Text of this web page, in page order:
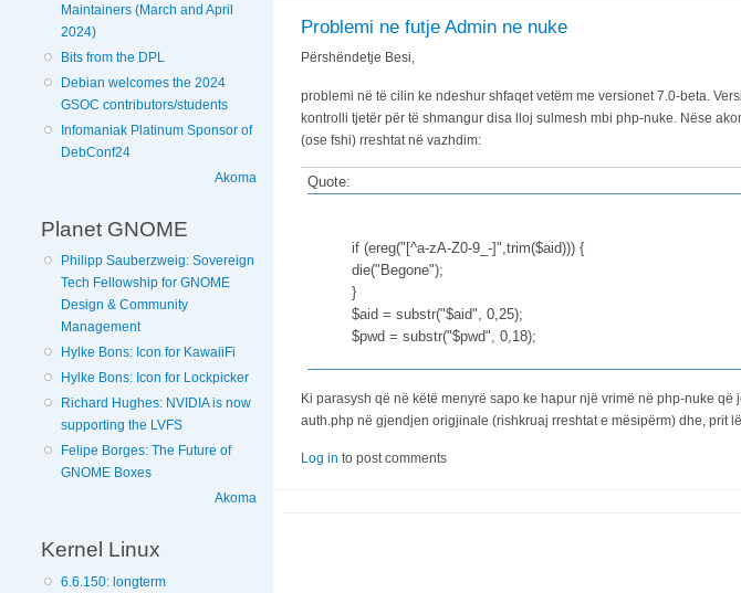
Maintainers (March and April
2024)
Bits from the DPL
Debian welcomes the 2024
GSOC contributors/students
Infomaniak Platinum Sponsor of
DebConf24
Akoma
Planet GNOME
Philipp Sauberzweig: Sovereign
Tech Fellowship for GNOME
Design & Community
Management
Hylke Bons: Icon for KawaiiFi
Hylke Bons: Icon for Lockpicker
Richard Hughes: NVIDIA is now
supporting the LVFS
Felipe Borges: The Future of
GNOME Boxes
Akoma
Kernel Linux
6.6.150: longterm
Problemi ne futje Admin ne nuke
Përshëndetje Besi,
problemi në të cilin ke ndeshur shfaqet vetëm me versionet 7.0-beta.
kontrolli tjetër për të shmangur disa lloj sulmesh mbi php-nuke. Nëse
(ose fshi) rreshtat në vazhdim:
Quote:
if (ereg("[^a-zA-Z0-9_-]",trim($aid))) {
die("Begone");
}
$aid = substr("$aid", 0,25);
$pwd = substr("$pwd", 0,18);
Ki parasysh që në këtë menyrë sapo ke hapur një vrimë në php-nuke
auth.php në gjendjen origjinale (rishkruaj rreshtat e mësipërm) dhe, prit
Log in to post comments